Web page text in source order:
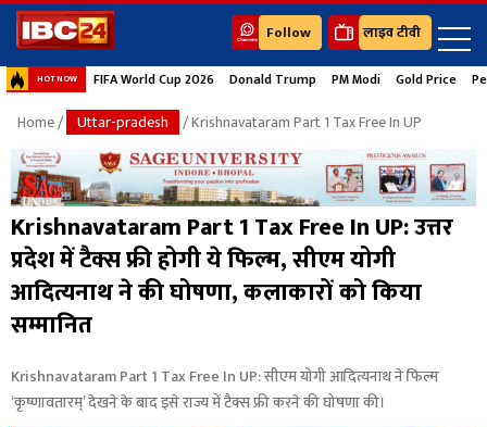
Follow लाइव टीवी
HOT NOW FIFA World Cup 2026 Donald Trump PM Modi Gold Price
Home/ Uttar-pradesh / Krishnavataram Part 1 Tax Free In UP
Krishnavataram Part 1 Tax Free In UP: उत्तर
प्रदेश में टैक्स फ्री होगी ये फिल्म, सीएम योगी
आदित्यनाथ ने की घोषणा, कलाकारों को किया
सम्मानित
Krishnavataram Part 1 Tax Free In UP: सीएम योगी आदित्यनाथ ने फिल्म
‘कृष्णावतारम्’ देखने के बाद इसे राज्य में टैक्स फ्री करने की घोषणा की।